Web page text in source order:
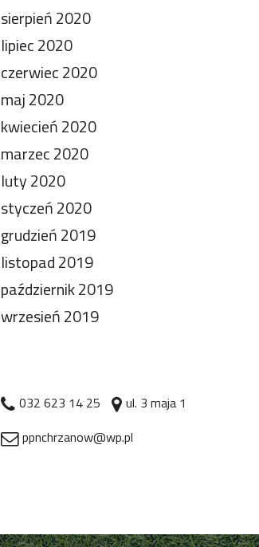
sierpień 2020
lipiec 2020
czerwiec 2020
maj 2020
kwiecień 2020
marzec 2020
luty 2020
styczeń 2020
grudzień 2019
listopad 2019
październik 2019
wrzesień 2019
032 623 14 25
ul. 3 maja 1
ppnchrzanow@wp.pl